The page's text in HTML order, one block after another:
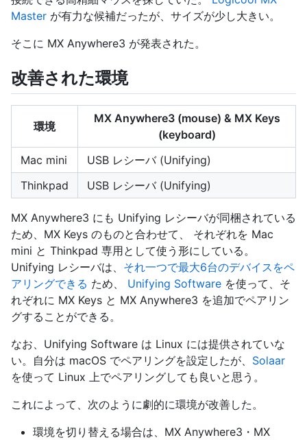
Master が有力な候補だったが、サイズが少し大きい。
そこに MX Anywhere3 が発表された。
改善された環境
環境
MX Anywhere3 (mouse) & MX Keys
(keyboard)
Mac mini
USB レシーバ (Unifying)
Thinkpad
USB レシーバ (Unifying)
MX Anywhere3 にも Unifying レシーバが同梱されている
ため、MX Keys のものと合わせて、 それぞれを Mac
mini と Thinkpad 専用として使う形にしている。
Unifying レシーバは、 それ一つで最大6台のデバイスをペ
アリングできる ため、 Unifying Software を使って、そ
れぞれに MX Keys と MX Anywhere3 を追加でペアリン
グすることができる。
なお、Unifying Software は Linux には提供されていな
い。自分は macOS でペアリングを設定したが、 Solaar
を使って Linux 上でペアリングしても良いと思う。
これによって、次のように劇的に環境が改善した。
環境を切り替える場合は、MX Anywhere3・MX